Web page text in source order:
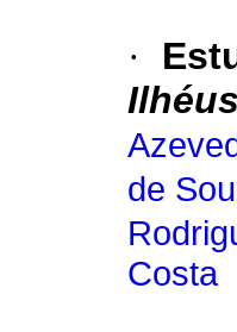
·
Ilhéus
de
Costa